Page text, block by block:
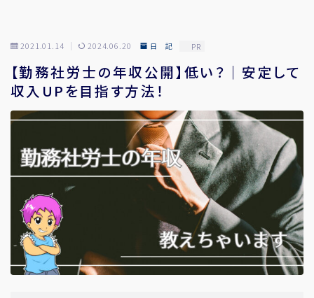
2021.01.14 2024.06.20 日 記 PR
【勤務社労士の年収公開】低い？｜安定して
収入UPを目指す方法！